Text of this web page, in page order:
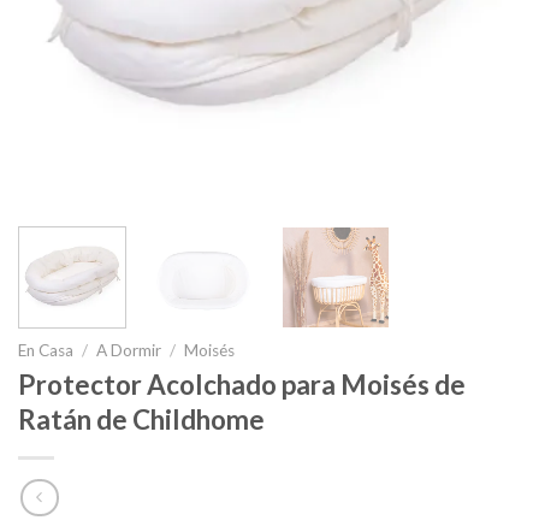
En Casa / A Dormir / Moisés
Protector Acolchado para Moisés de
Ratán de Childhome